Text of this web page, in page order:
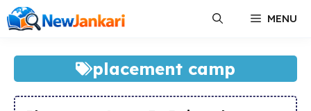
Skip
to
MENU
placement camp